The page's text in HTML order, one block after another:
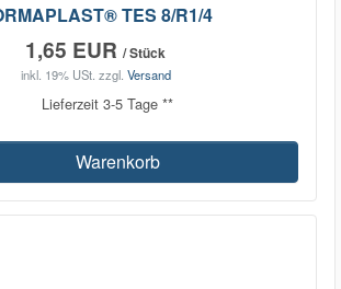
TES 8/R1/4
1,65 EUR / Stück
inkl. 19% USt. zzgl. Versand
Lieferzeit 3-5 Tage **
Warenkorb